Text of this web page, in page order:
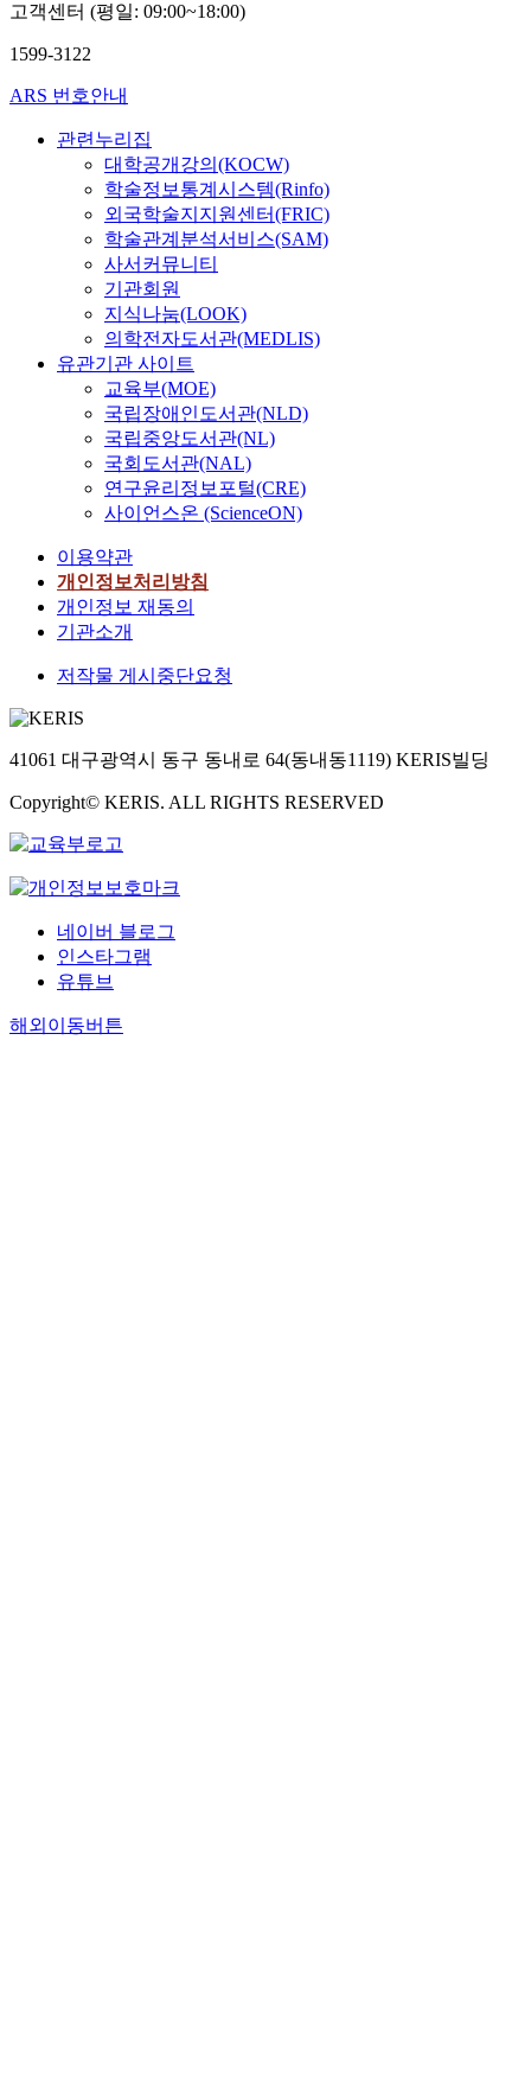
고객센터 (평일: 09:00~18:00)
1599-3122
ARS 번호안내
관련누리집
대학공개강의(KOCW)
학술정보통계시스템(Rinfo)
외국학술지지원센터(FRIC)
학술관계분석서비스(SAM)
사서커뮤니티
기관회원
지식나눔(LOOK)
의학전자도서관(MEDLIS)
유관기관 사이트
교육부(MOE)
국립장애인도서관(NLD)
국립중앙도서관(NL)
국회도서관(NAL)
연구윤리정보포털(CRE)
사이언스온 (ScienceON)
이용약관
개인정보처리방침
개인정보 재동의
기관소개
저작물 게시중단요청
41061 대구광역시 동구 동내로 64(동내동1119) KERIS빌딩
Copyright© KERIS. ALL RIGHTS RESERVED
네이버 블로그
인스타그램
유튜브
해외이동버튼